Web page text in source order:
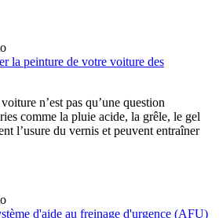
la peinture de votre voiture des
n’est pas qu’une question
comme la pluie acide, la grêle, le gel
l’usure du vernis et peuvent entraîner
d'aide au freinage d'urgence (AFU)